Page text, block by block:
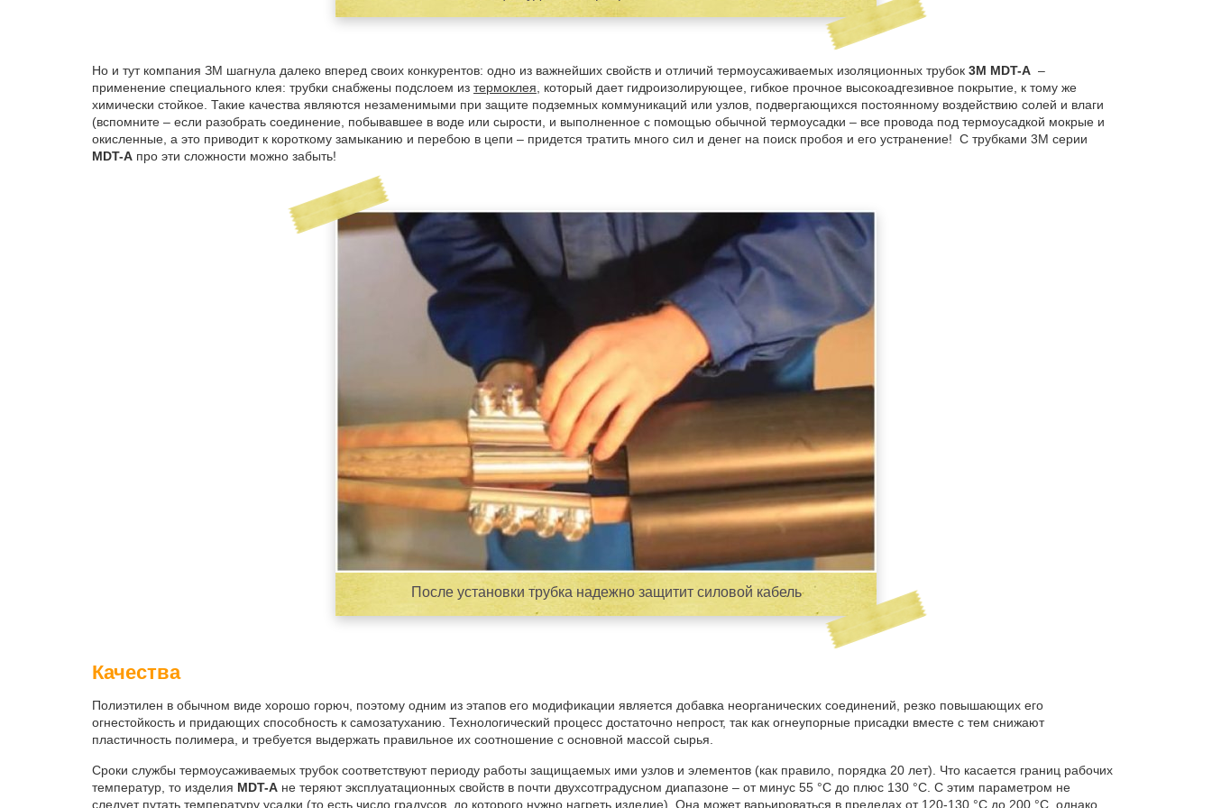
Но и тут компания ЗМ шагнула далеко вперед своих конкурентов: одно из важнейших свойств и отличий термоусаживаемых изоляционных трубок 3M MDT-A –
применение специального клея: трубки снабжены подслоем из термоклея , который дает гидроизолирующее, гибкое прочное высокоадгезивное покрытие, к тому же
химически стойкое. Такие качества являются незаменимыми при защите подземных коммуникаций или узлов, подвергающихся постоянному воздействию солей и влаги
(вспомните – если разобрать соединение, побывавшее в воде или сырости, и выполненное с помощью обычной термоусадки – все провода под термоусадкой мокрые и
окисленные, а это приводит к короткому замыканию и перебою в цепи – придется тратить много сил и денег на поиск пробоя и его устранение! С трубками 3М серии
MDT-A про эти сложности можно забыть!
После установки трубка надежно защитит силовой кабель
Качества
Полиэтилен в обычном виде хорошо горюч, поэтому одним из этапов его модификации является добавка неорганических соединений, резко повышающих его
огнестойкость и придающих способность к самозатуханию. Технологический процесс достаточно непрост, так как огнеупорные присадки вместе с тем снижают
пластичность полимера, и требуется выдержать правильное их соотношение с основной массой сырья.
Сроки службы термоусаживаемых трубок соответствуют периоду работы защищаемых ими узлов и элементов (как правило, порядка 20 лет). Что касается границ рабочих
температур, то изделия MDT-A не теряют эксплуатационных свойств в почти двухсотградусном диапазоне – от минус 55 °С до плюс 130 °С. С этим параметром не
следует путать температуру усадки (то есть число градусов, до которого нужно нагреть изделие). Она может варьироваться в пределах от 120-130 °С до 200 °С, однако